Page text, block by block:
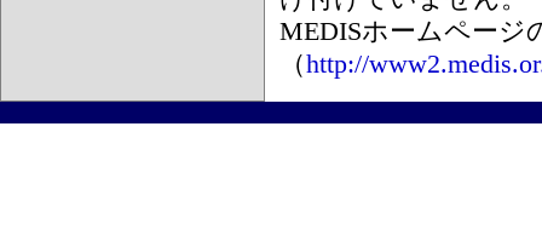
MEDISホームページ
（http://